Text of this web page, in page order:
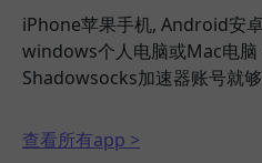
iPhone苹果手机, Android安
windows个人电脑或Mac电脑
Shadowsocks加速器账号就够
查看所有app >